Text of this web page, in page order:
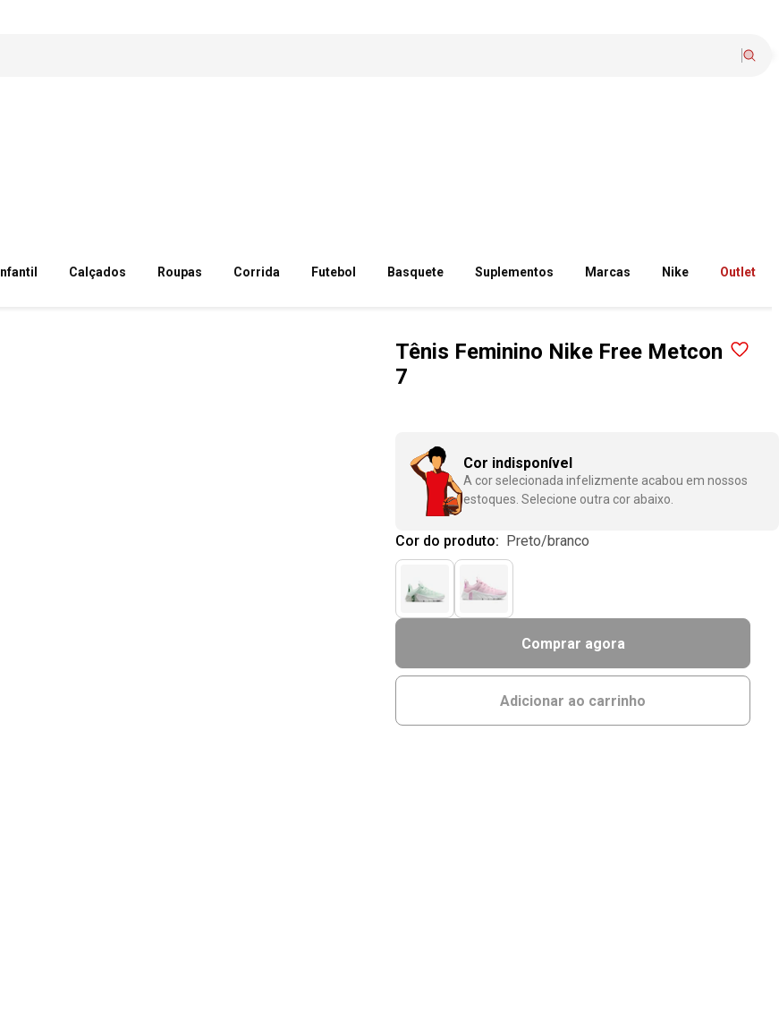
Infantil Calçados Roupas Corrida Futebol Basquete Suplementos Marcas Nike Outlet
Tênis Feminino Nike Free Metcon
7
Cor indisponível
A cor selecionada infelizmente acabou em nossos
estoques. Selecione outra cor abaixo.
Cor do produto: preto/branco
Comprar agora
Adicionar ao carrinho